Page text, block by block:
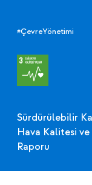
#ÇevreYönetimi
Sürdürülebilir
Hava Kalitesi
Raporu